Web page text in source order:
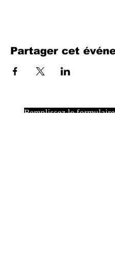
Partager cet
Remplissez le